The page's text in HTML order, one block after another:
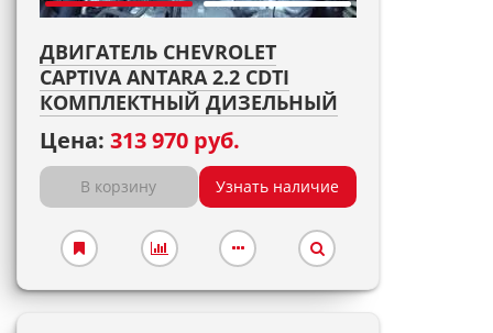
ДВИГАТЕЛЬ CHEVROLET
CAPTIVA ANTARA 2.2 CDTI
КОМПЛЕКТНЫЙ ДИЗЕЛЬНЫЙ
Цена: 313 970 руб.
В корзину Узнать наличие